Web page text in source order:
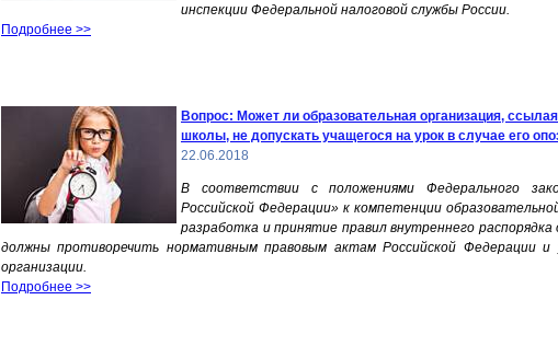
инспекции Федеральной налоговой службы России.
Подробнее >>
Вопрос: Может ли образовательная организация,
школы, не допускать учащегося на урок в случае его
22.06.2018
В соответствии с положениями Федерального
Российской Федерации» к компетенции
разработка и принятие правил внутреннего
должны противоречить нормативным правовым актам Российской Федерации и
организации.
Подробнее >>